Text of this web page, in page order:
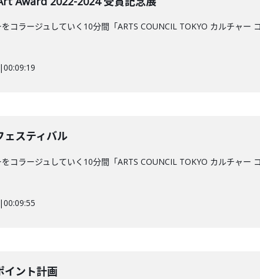
コラージュしていく10分間「ARTS COUNCIL TOKYO カルチャ
|00:09:19
ェスティバル
コラージュしていく10分間「ARTS COUNCIL TOKYO カルチャ
|00:09:55
イント計画